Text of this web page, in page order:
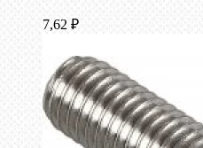
7,62 ₽